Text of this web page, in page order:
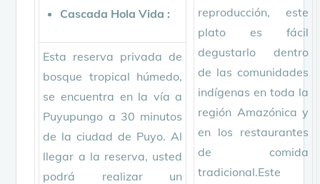
Cascada Hola Vida :
Esta reserva privada de
bosque tropical húmedo,
se encuentra en la vía a
Puyupungo a 30 minutos
de la ciudad de Puyo. Al
llegar a la reserva, usted
podrá realizar un
reproducción, este
plato es fácil
degustarlo dentro
de las comunidades
indígenas en toda la
región Amazónica y
en los restaurantes
de comida
tradicional.Este